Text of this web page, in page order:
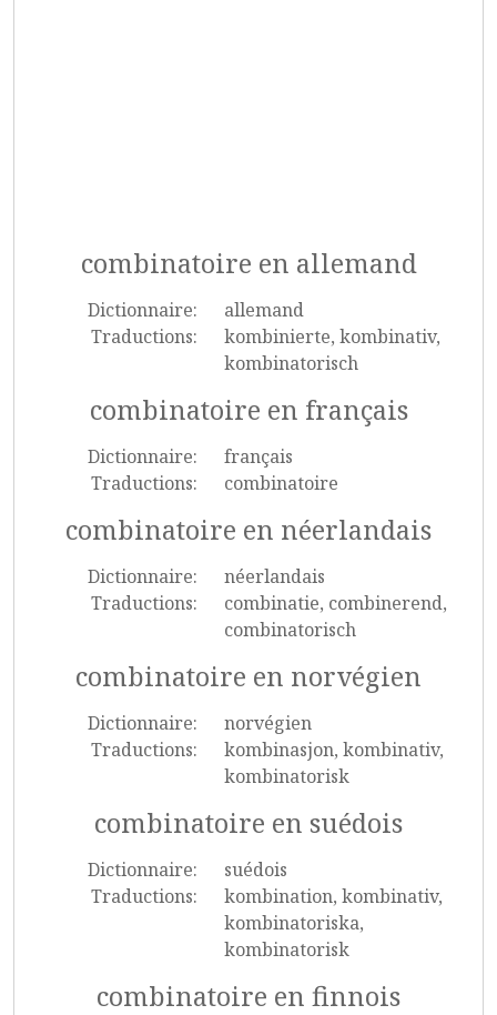
combinatoire en allemand
Dictionnaire:
allemand
Traductions:
kombinierte, kombinativ,
kombinatorisch
combinatoire en français
Dictionnaire:
français
Traductions:
combinatoire
combinatoire en néerlandais
Dictionnaire:
néerlandais
Traductions:
combinatie, combinerend,
combinatorisch
combinatoire en norvégien
Dictionnaire:
norvégien
Traductions:
kombinasjon, kombinativ,
kombinatorisk
combinatoire en suédois
Dictionnaire:
suédois
Traductions:
kombination, kombinativ,
kombinatoriska,
kombinatorisk
combinatoire en finnois